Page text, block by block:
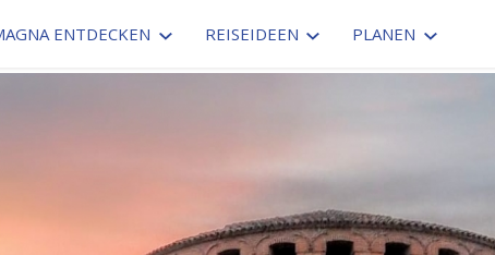
ENTDECKEN REISEIDEEN PLANEN